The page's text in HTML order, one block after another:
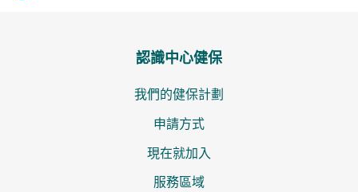
認識中心健保
我們的健保計劃
申請方式
現在就加入
服務區域